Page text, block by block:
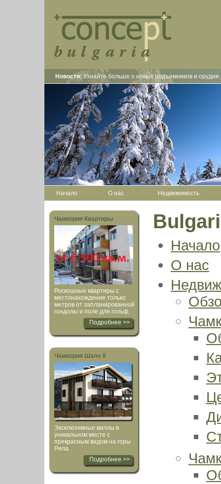
Новости: Узнайте больше о новых подъемников и орудия
Начало О нас Недвижимость
Чамкория Квартиры
Роскошные квартиры с
местонахождение только
метров от запланированной
гондолы и поле для гольф.
Подробнее >>
Чамкория Шале II
Эксклюзивные виллы в
уникальном месте с
прекрасным видом на горы
Рила.
Подробнее >>
Начало
О нас